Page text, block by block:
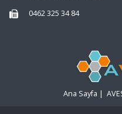
0462 325 34 84
Ana Sayfa |